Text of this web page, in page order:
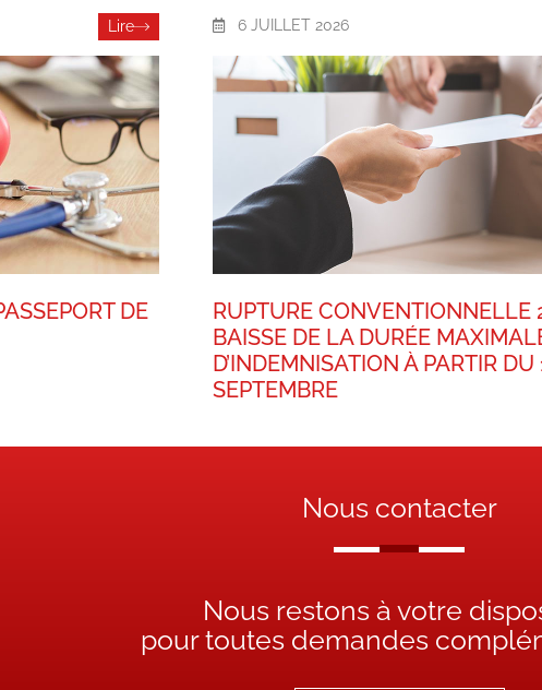
Lire
DE
6 JUILLET 2026
RUPTURE CONVENTIONNELLE
BAISSE DE LA DURÉE
D’INDEMNISATION À PARTIR DU
SEPTEMBRE
Nous contacter
Nous restons à votre
pour toutes demandes